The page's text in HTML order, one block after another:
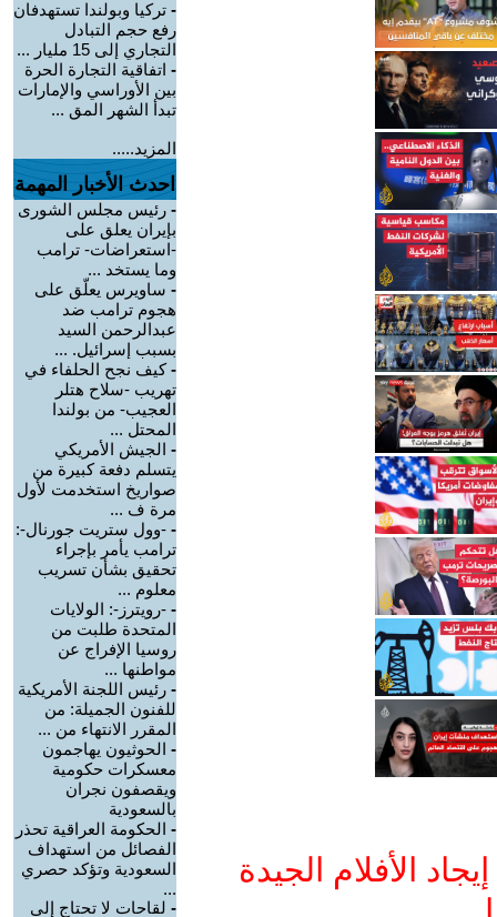
الأفلام الجيدة
- تركيا وبولندا تستهدفان
رفع حجم التبادل
التجاري إلى 15 مليار ...
- اتفاقية التجارة الحرة
بين الأوراسي والإمارات
تبدأ الشهر المق ...
المزيد.....
احدث الأخبار المهمة
- رئيس مجلس الشورى
بإيران يعلق على
-استعراضات- ترامب
وما يستخد ...
- ساويرس يعلّق على
هجوم ترامب ضد
عبدالرحمن السيد
بسبب إسرائيل. ...
-كيف نجح الحلفاء في
تهريب -سلاح هتلر
العجيب- من بولندا
المحتل ...
- الجيش الأمريكي
يتسلم دفعة كبيرة من
صواريخ استخدمت لأول
مرة ف ...
- -وول ستريت جورنال-:
ترامب يأمر بإجراء
تحقيق بشأن تسريب
معلوم ...
- -رويترز-: الولايات
المتحدة طلبت من
روسيا الإفراج عن
مواطنها ...
- رئيس اللجنة الأمريكية
للفنون الجميلة: من
المقرر الانتهاء من ...
- الحوثيون يهاجمون
معسكرات حكومية
ويقصفون نجران
بالسعودية
- الحكومة العراقية تحذر
الفصائل من استهداف
السعودية وتؤكد حصري
...
- لقاحات لا تحتاج إلى